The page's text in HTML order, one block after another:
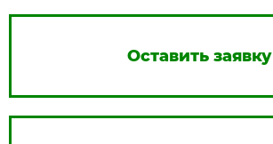
Оставить заявку